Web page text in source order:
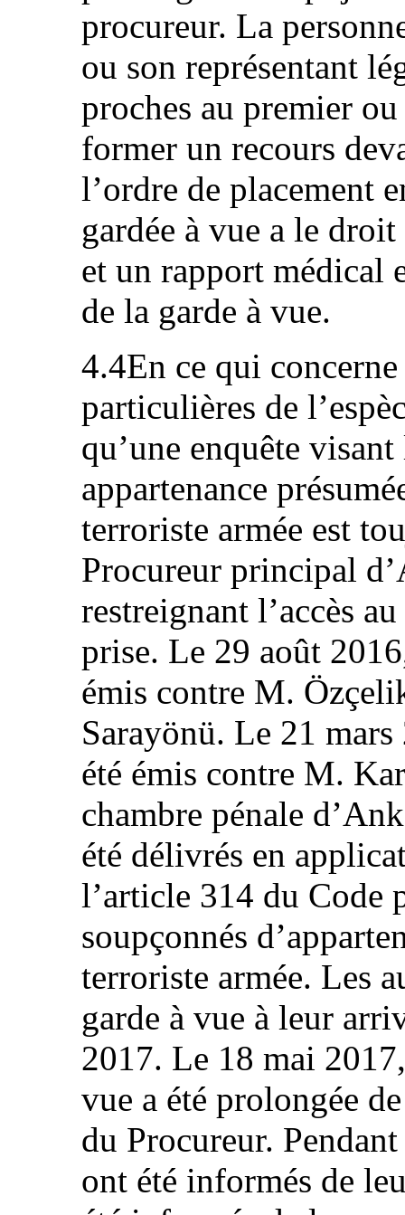
procureur. La
ou son représentant
proches au premier
former un recours
l’ordre de placement
gardée à vue a le droit
et un rapport médical
de la garde à vue.
4.4En ce qui
particulières de
qu’une enquête
appartenance
terroriste armée est
Procureur principal
restreignant l’accès
prise. Le 29 août
émis contre M.
Sarayönü. Le 21
été émis contre M.
chambre pénale
été délivrés en
l’article 314 du Code
soupçonnés
terroriste armée. Les
garde à vue à leur
2017. Le 18 mai
vue a été prolongée
du Procureur.
ont été informés de